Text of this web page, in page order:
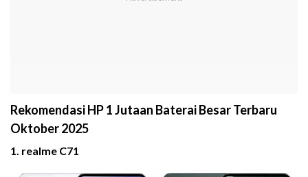
Rekomendasi HP 1 Jutaan Baterai Besar Terbaru
Oktober 2025
1. realme C71